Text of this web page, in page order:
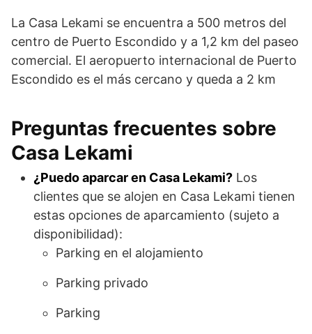
La Casa Lekami se encuentra a 500 metros del
centro de Puerto Escondido y a 1,2 km del paseo
comercial. El aeropuerto internacional de Puerto
Escondido es el más cercano y queda a 2 km
Preguntas frecuentes sobre
Casa Lekami
¿Puedo aparcar en Casa Lekami? Los
clientes que se alojen en Casa Lekami tienen
estas opciones de aparcamiento (sujeto a
disponibilidad):
Parking en el alojamiento
Parking privado
Parking